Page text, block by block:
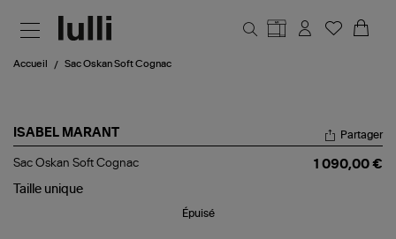
Accueil Sac Oskan Soft Cognac
ISABEL MARANT
Sac
Soft
Partager
Sac Oskan Soft Cognac
1 090,00 €
Taille unique
Épuisé